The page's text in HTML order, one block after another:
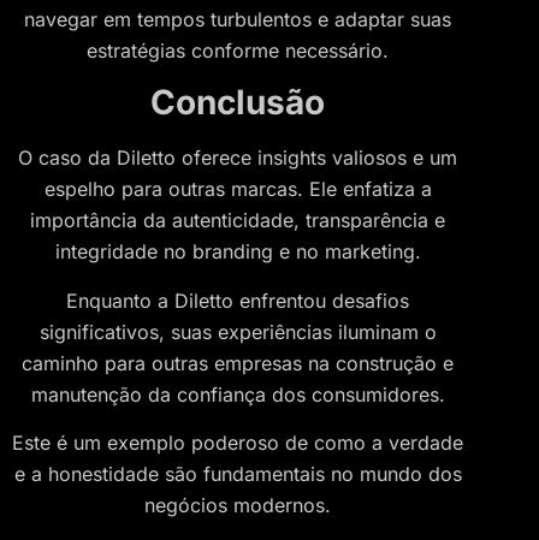
navegar em tempos turbulentos e adaptar suas
estratégias conforme necessário.
Conclusão
O caso da Diletto oferece insights valiosos e um
espelho para outras marcas. Ele enfatiza a
importância da autenticidade, transparência e
integridade no branding e no marketing.
Enquanto a Diletto enfrentou desafios
significativos, suas experiências iluminam o
caminho para outras empresas na construção e
manutenção da confiança dos consumidores.
Este é um exemplo poderoso de como a verdade
e a honestidade são fundamentais no mundo dos
negócios modernos.